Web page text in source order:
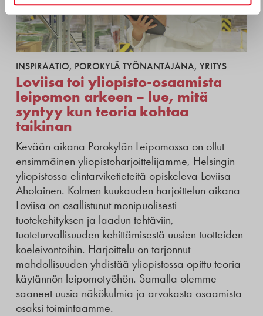
INSPIRAATIO, POROKYLÄ TYÖNANTAJANA, YRITYS
Loviisa toi yliopisto-osaamista
leipomon arkeen – lue, mitä
syntyy kun teoria kohtaa
taikinan
Kevään aikana Porokylän Leipomossa on ollut
ensimmäinen yliopistoharjoittelijamme, Helsingin
yliopistossa elintarviketieteitä opiskeleva Loviisa
Aholainen. Kolmen kuukauden harjoittelun aikana
Loviisa on osallistunut monipuolisesti
tuotekehityksen ja laadun tehtäviin,
tuoteturvallisuuden kehittämisestä uusien tuotteiden
koeleivontoihin. Harjoittelu on tarjonnut
mahdollisuuden yhdistää yliopistossa opittu teoria
käytännön leipomotyöhön. Samalla olemme
saaneet uusia näkökulmia ja arvokasta osaamista
osaksi toimintaamme.